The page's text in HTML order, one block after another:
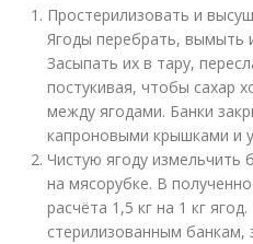
Простерилизовать и
Ягоды перебрать, вымыть
Засыпать их в тару,
постукивая, чтобы сахар
между ягодами. Банки
капроновыми крышками и
Чистую ягоду измельчить
на мясорубке. В
расчёта 1,5 кг на 1 кг
стерилизованным банкам,